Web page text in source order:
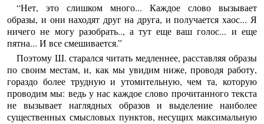
“Нет, это слишком много... Каждое слово вызывает
образы, и они находят друг на друга, и получается хаос... Я
ничего не могу разобрать.., а тут еще ваш голос... и еще
пятна... И все смешивается.”
Поэтому Ш. старался читать медленнее, расставляя образы
по своим местам, и, как мы увидим ниже, проводя работу,
гораздо более трудную и утомительную, чем та, которую
проводим мы: ведь у нас каждое слово прочитанного текста
не вызывает наглядных образов и выделение наиболее
существенных смысловых пунктов, несущих максимальную